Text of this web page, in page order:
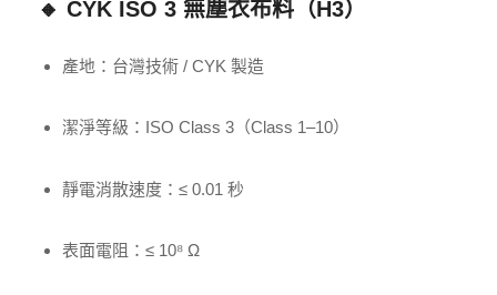
🔸 CYK ISO 3 無塵衣布料（H3）
產地：台灣技術 / CYK 製造
潔淨等級：ISO Class 3（Class 1–10）
靜電消散速度：≤ 0.01 秒
表面電阻：≤ 10⁸ Ω